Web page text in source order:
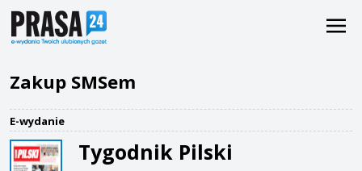
Zakup SMSem
E-wydanie
Tygodnik Pilski